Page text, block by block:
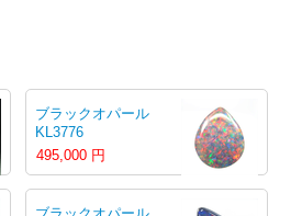
ブラックオパール
KL3776
495,000 円